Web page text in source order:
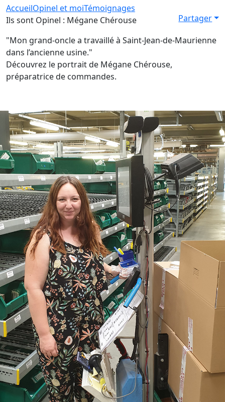
AccueilOpinel et moiTémoignages
Ils sont Opinel : Mégane Chérouse
Partager
"Mon grand-oncle a travaillé à Saint-Jean-de-Maurienne
dans l’ancienne usine."
Découvrez le portrait de Mégane Chérouse,
préparatrice de commandes.